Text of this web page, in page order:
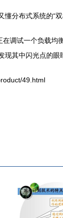
分布式系统的“
调试一个负载均
其中闪光点的眼
49.html